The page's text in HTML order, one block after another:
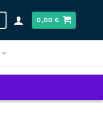
0,00€